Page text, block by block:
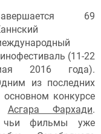
69
(11-22
2016 года).
из последних
основном конкурсе
Асгара Фархади.
чьи фильмы уже